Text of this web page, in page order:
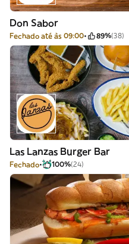
Don Sabor
Fechado até às 09:00 89%(38)
Las Lanzas Burger Bar
Fechado 100%(24)